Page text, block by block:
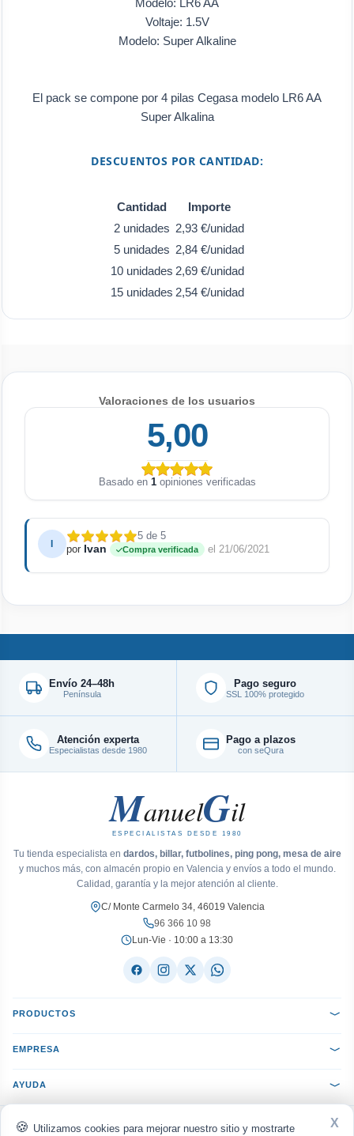
Utilizamos cookies para mejorar nuestro sitio y mostrarte X
Modelo: LR6 AA
Voltaje: 1.5V
Modelo: Super Alkaline
El pack se compone por 4 pilas Cegasa modelo LR6 AA
Super Alkalina
DESCUENTOS POR CANTIDAD:
Cantidad
Importe
2 unidades 2,93 €/unidad
5 unidades 2,84 €/unidad
10 unidades 2,69 €/unidad
15 unidades 2,54 €/unidad
Valoraciones de los usuarios
5,00
Basado en 1opiniones verificadas
I
5 de 5
por Ivan Compra verificada el 21/06/2021
Envío 24–48h
Península
Pago seguro
SSL 100% protegido
Atención experta
Especialistas desde 1980
Pago a plazos
con seQura
ManuelGil
ESPECIALISTAS DESDE 1980
Tu tienda especialista en dardos, billar, futbolines, ping pong, mesa de aire
y muchos más, con almacén propio en Valencia y envíos a todo el mundo.
Calidad, garantía y la mejor atención al cliente.
C/ Monte Carmelo 34, 46019 Valencia
96 366 10 98
Lun-Vie · 10:00 a 13:30
PRODUCTOS
EMPRESA
AYUDA
ACEPTAMOS: VISA Mastercard PayPal Bizum seQura